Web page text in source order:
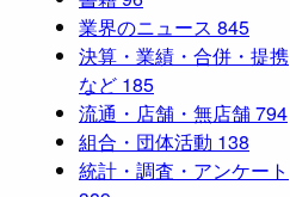
業界のニュース 845
決算・業績・合併・提携
など 185
流通・店舗・無店舗794
組合・団体活動 138
統計・調査・アンケート